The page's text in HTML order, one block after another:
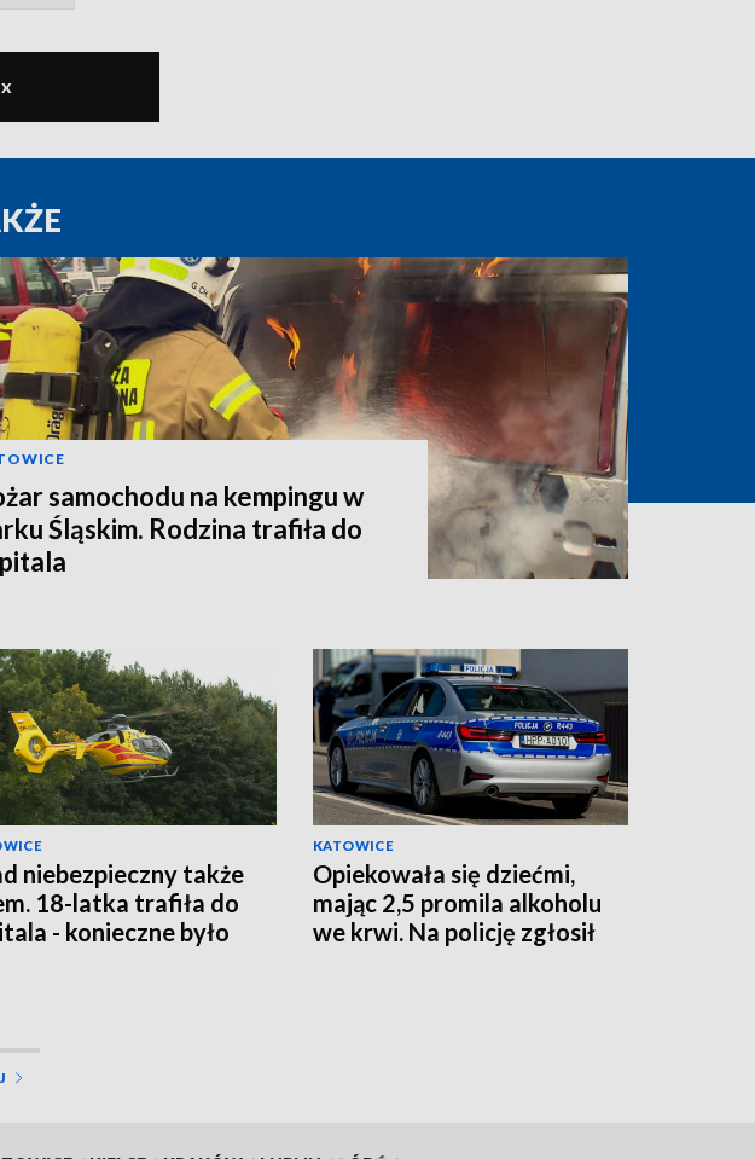
samochodu na kempingu w
Śląskim. Rodzina trafiła do
niebezpieczny także
18-latka trafiła do
- konieczne było
KATOWICE
Opiekowała się dziećmi,
mając 2,5 promila alkoholu
we krwi. Na policję zgłosił